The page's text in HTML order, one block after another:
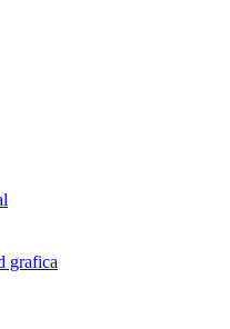
grafica